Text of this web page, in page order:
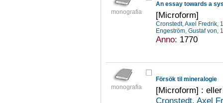
monografia
An essay towards a
[Microform]
Cronstedt, Axel Fredrik,
Engeström, Gustaf von,
Anno: 1770
monografia
Försök til mineralogie
[Microform] :
Cronstedt, Axel